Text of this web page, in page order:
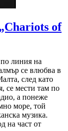
of
линия на
се влюбва в
след като
се мести там по
а понеже
море, той
музика.
на част от